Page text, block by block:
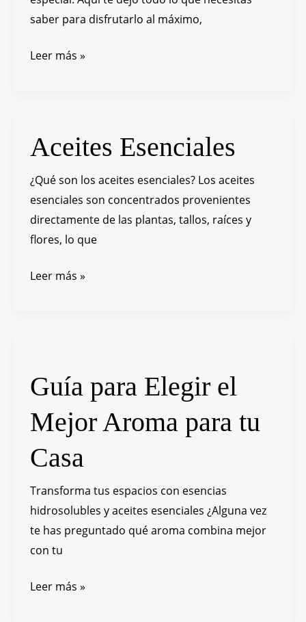
saber para disfrutarlo al máximo,
Leer más »
Aceites Esenciales
¿Qué son los aceites esenciales? Los aceites
esenciales son concentrados provenientes
directamente de las plantas, tallos, raíces y
flores, lo que
Aceites
Esenciales
Leer más »
Guía para Elegir el
Mejor Aroma para tu
Casa
Transforma tus espacios con esencias
hidrosolubles y aceites esenciales ¿Alguna vez
te has preguntado qué aroma combina mejor
con tu
Elegir
Mejor
para
Leer más »